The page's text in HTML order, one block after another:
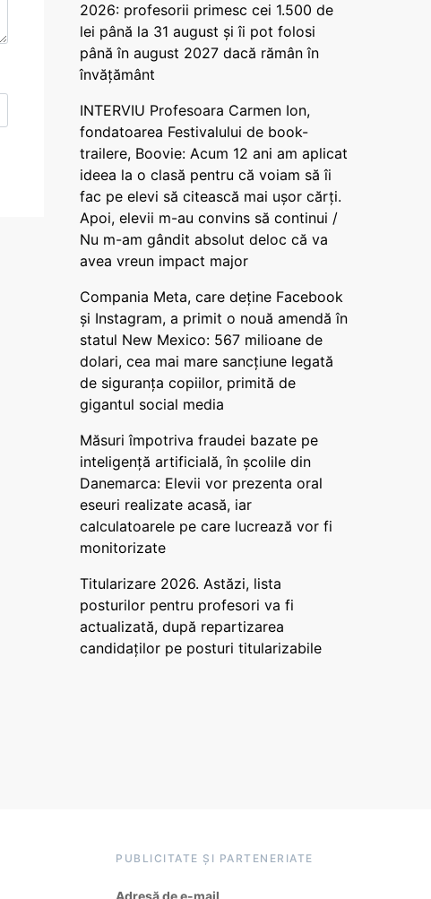
2026: profesorii primesc cei 1.500 de
lei până la 31 august și îi pot folosi
până în august 2027 dacă rămân în
învățământ
INTERVIU Profesoara Carmen Ion,
fondatoarea Festivalului de book-
trailere, Boovie: Acum 12 ani am aplicat
ideea la o clasă pentru că voiam să îi
fac pe elevi să citească mai ușor cărți.
Apoi, elevii m-au convins să continui /
Nu m-am gândit absolut deloc că va
avea vreun impact major
Compania Meta, care deține Facebook
și Instagram, a primit o nouă amendă în
statul New Mexico: 567 milioane de
dolari, cea mai mare sancțiune legată
de siguranța copiilor, primită de
gigantul social media
Măsuri împotriva fraudei bazate pe
inteligență artificială, în școlile din
Danemarca: Elevii vor prezenta oral
eseuri realizate acasă, iar
calculatoarele pe care lucrează vor fi
monitorizate
Titularizare 2026. Astăzi, lista
posturilor pentru profesori va fi
actualizată, după repartizarea
candidaților pe posturi titularizabile
PUBLICITATE ȘI PARTENERIATE
Adresă de e-mail